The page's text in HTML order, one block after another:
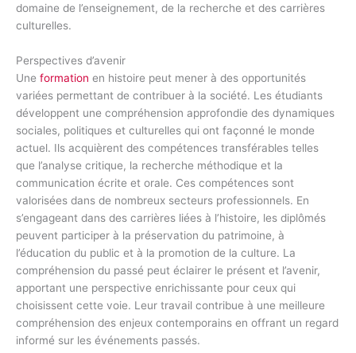
domaine de l’enseignement, de la recherche et des carrières
culturelles.
Perspectives d’avenir
Une formation en histoire peut mener à des opportunités
variées permettant de contribuer à la société. Les étudiants
développent une compréhension approfondie des dynamiques
sociales, politiques et culturelles qui ont façonné le monde
actuel. Ils acquièrent des compétences transférables telles
que l’analyse critique, la recherche méthodique et la
communication écrite et orale. Ces compétences sont
valorisées dans de nombreux secteurs professionnels. En
s’engageant dans des carrières liées à l’histoire, les diplômés
peuvent participer à la préservation du patrimoine, à
l’éducation du public et à la promotion de la culture. La
compréhension du passé peut éclairer le présent et l’avenir,
apportant une perspective enrichissante pour ceux qui
choisissent cette voie. Leur travail contribue à une meilleure
compréhension des enjeux contemporains en offrant un regard
informé sur les événements passés.